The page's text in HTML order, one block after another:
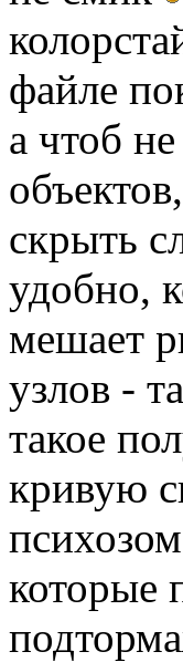
файле
а чтоб
скрыть
удобно,
мешает
узлов -
такое
кривую
которые